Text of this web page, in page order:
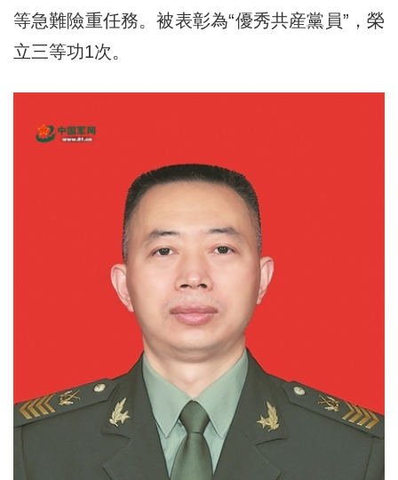
等急難險重任務。被表彰為“優秀共産黨員”，榮
立三等功1次。